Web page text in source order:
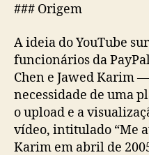
### Origem
A ideia do YouTube
funcionários da
Chen e Jawed Karim
necessidade de uma
o upload e a
vídeo, intitulado “Me
Karim em abril de